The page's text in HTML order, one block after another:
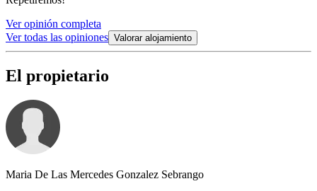
Ver opinión completa
Ver todas las opiniones Valorar alojamiento
El propietario
Maria De Las Mercedes Gonzalez Sebrango